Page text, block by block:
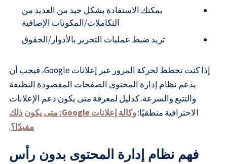
يمكنك الاستفادة بشكل جيد من العديد من
التكاملات/المكونات الإضافية
تريد ضبط عمليات التحرير بالأدوار/الحقوق
إذا كنت تخطط لحركة المرور عبر إعلانات Google، فيجب أن
يدعم نظام إدارة المحتوى الصفحات المقصودة النظيفة
والتتبع والسرعة. كدليل لمعرفة متى يكون دعم الإعلانات
الاحترافية منطقيًا:
وكالة إعلانات Google: متى يكون ذلك
مفيدًا؟.
فهم نظام إدارة المحتوى بدون رأس